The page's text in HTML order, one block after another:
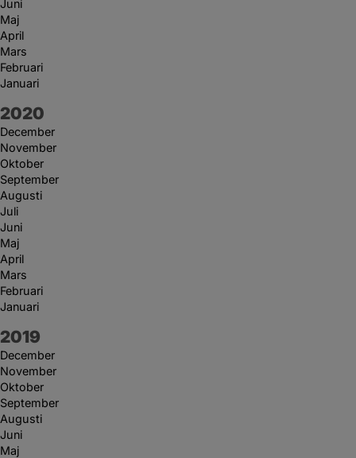
Juni
Maj
April
Mars
Februari
Januari
År:
2020
December
November
Oktober
September
Augusti
Juli
Juni
Maj
April
Mars
Februari
Januari
År:
2019
December
November
Oktober
September
Augusti
Juni
Maj